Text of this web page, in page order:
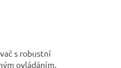
s robustní
ovládáním.